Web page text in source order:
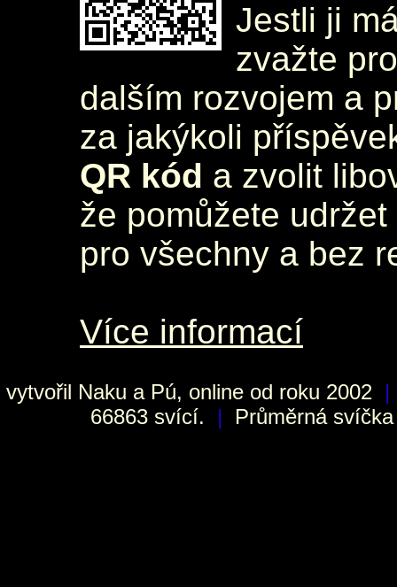
Jestli ji
zvažte
dalším rozvojem a
za jakýkoli
QR kód a zvolit
že pomůžete
pro všechny a bez
Více informací
vytvořil Naku a Pú, online od roku 2002 |
66863 svící.
| Průměrná